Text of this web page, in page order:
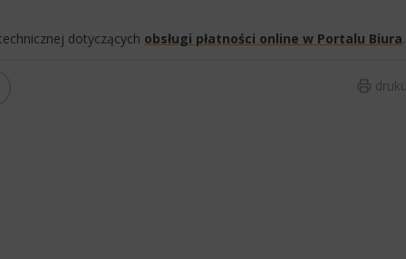
dotyczących obsługi płatności online w Portalu Biura.​